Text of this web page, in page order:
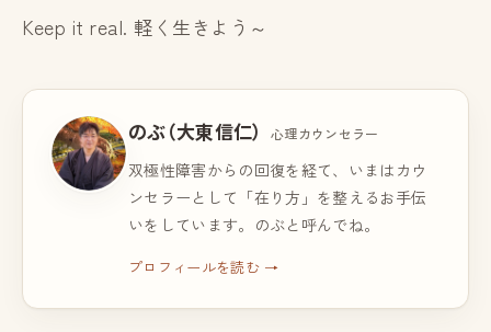
Keep it real. 軽く生きよう～
のぶ（大東信仁） 心理カウンセラー
双極性障害からの回復を経て、いまはカウ
ンセラーとして「在り方」を整えるお手伝
いをしています。のぶと呼んでね。
プロフィールを読む →